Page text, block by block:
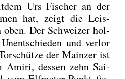
Urs Fischer an der
hat, zeigt die Leis­
oben. Der Schwei­zer hol­
und ver­lor
der Main­zer ist
Ami­ri, des­sen zehn Sai­